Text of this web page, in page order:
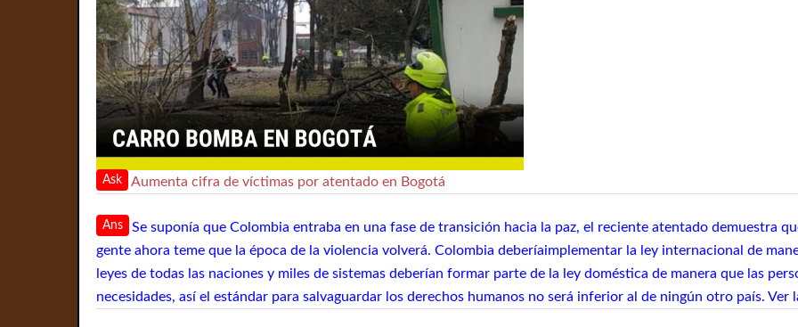
Ask Aumenta cifra de víctimas por atentado en Bogotá
Ans
Se suponía que Colombia entraba en una fase de transición hacia la paz, el reciente atentado demuestra
gente ahora teme que la época de la violencia volverá. Colombia deberíaimplementar la ley internacional de
leyes de todas las naciones y miles de sistemas deberían formar parte de la ley doméstica de manera que las
necesidades, así el estándar para salvaguardar los derechos humanos no será inferior al de ningún otro país. Ver